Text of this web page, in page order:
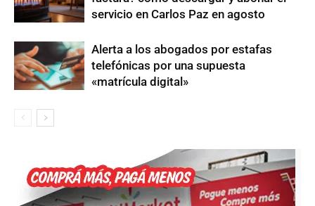
servicio en Carlos Paz en agosto
Alerta a los abogados por estafas
telefónicas por una supuesta
«matrícula digital»